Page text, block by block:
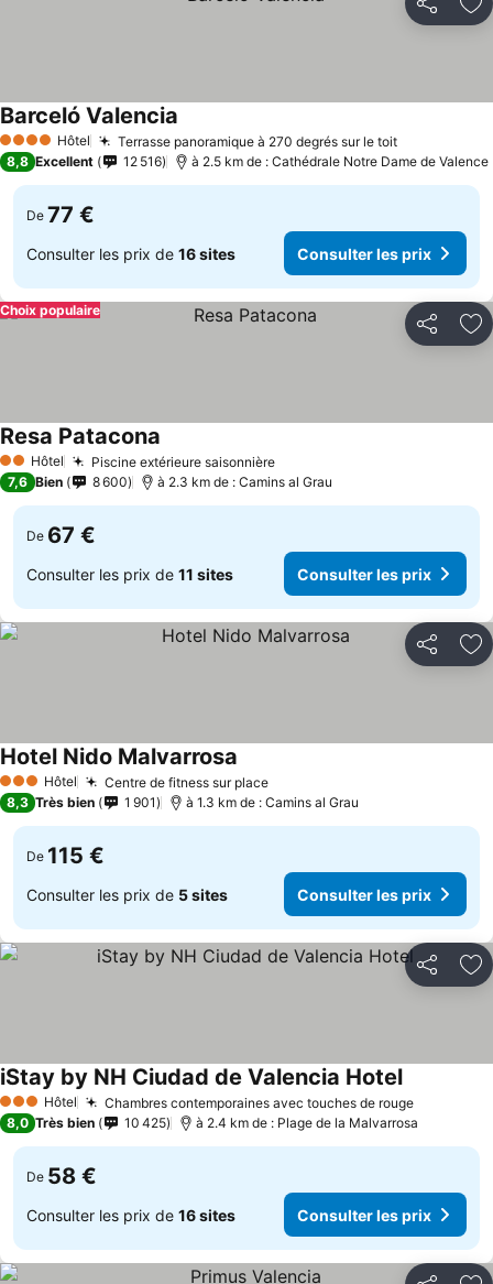
Partager
4 Étoiles Hôtel Terrasse panoramique à 270 degrés sur le toitConsulter
Barceló Valencia
8,8 Excellent 12 516 à 2.5 km de : Cathédrale Notre Dame de Valence
De 77 €
Consulter les prix de 16 sites Consulter les prix
Partager
Choix populaire
2 Étoiles
Hôtel Piscine extérieure saisonnièreConsulter les prix
Resa Patacona
7,6 Bien 8 600 à 2.3 km de : Camins al Grau
De 67 €
Consulter les prix de 11 sites Consulter les prix
Partager
3 ÉtoilesHôtel Centre de fitness sur placeConsulter les prix
Hotel Nido Malvarrosa
8,3 Très bien 1 901 à 1.3 km de : Camins al Grau
De 115 €
Consulter les prix de 5 sites Consulter les prix
Partager
3 ÉtoilesHôtel Chambres contemporaines avec touches de rouge
iStay by NH Ciudad de Valencia HotelConsulter
8,0 Très bien 10 425 à 2.4 km de : Plage de la Malvarrosa
De 58 €
Consulter les prix de 16 sites Consulter les prix